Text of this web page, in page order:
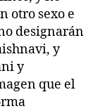
otro sexo e
designarán
y
y
que el